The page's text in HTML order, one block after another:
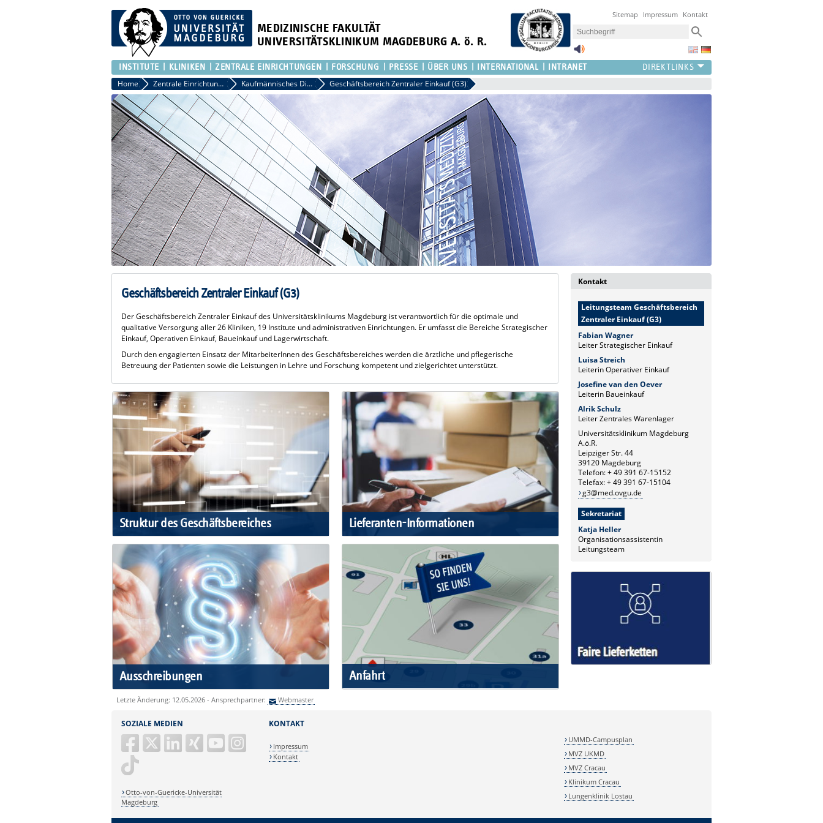
MEDIZINISCHE FAKULTÄT
UNIVERSITÄTSKLINIKUM MAGDEBURG A. ö. R.
Sitemap Impressum Kontakt
INSTITUTE KLINIKEN ZENTRALE EINRICHTUNGEN FORSCHUNG PRESSE ÜBER UNS INTERNATIONAL INTRANET
Home Zentrale Einrichtungen Kaufmännisches Direktorat Geschäftsbereich Zentraler Einkauf (G3)
Geschäftsbereich Zentraler Einkauf (G3)
Der Geschäftsbereich Zentraler Einkauf des Universitätsklinikums Magdeburg ist verantwortlich für die optimale und
qualitative Versorgung aller 26 Kliniken, 19 Institute und administrativen Einrichtungen. Er umfasst die Bereiche Strategischer
Einkauf, Operativen Einkauf, Baueinkauf und Lagerwirtschaft.
Durch den engagierten Einsatz der MitarbeiterInnen des Geschäftsbereiches werden die ärztliche und pflegerische
Betreuung der Patienten sowie die Leistungen in Lehre und Forschung kompetent und zielgerichtet unterstützt.
Struktur des Geschäftsbereiches Lieferanten-Informationen
Ausschreibungen Anfahrt
Kontakt
Leitungsteam Geschäftsbereich
Zentraler Einkauf (G3)
Fabian Wagner
Leiter Strategischer Einkauf
Luisa Streich
Leiterin Operativer Einkauf
Josefine van den Oever
Leiterin Baueinkauf
Alrik Schulz
Leiter Zentrales Warenlager
Universitätsklinikum Magdeburg
A.ö.R.
Leipziger Str. 44
39120 Magdeburg
Telefon: + 49 391 67-15152
Telefax: + 49 391 67-15104
g3@med.ovgu.de
Sekretariat
Katja Heller
Organisationsassistentin
Leitungsteam
Letzte Änderung: 12.05.2026 - Ansprechpartner: Webmaster
SOZIALE MEDIEN
Otto-von-Guericke-Universität
Magdeburg
KONTAKT
Impressum
Kontakt
UMMD-Campusplan
MVZ UKMD
MVZ Cracau
Klinikum Cracau
Lungenklinik Lostau